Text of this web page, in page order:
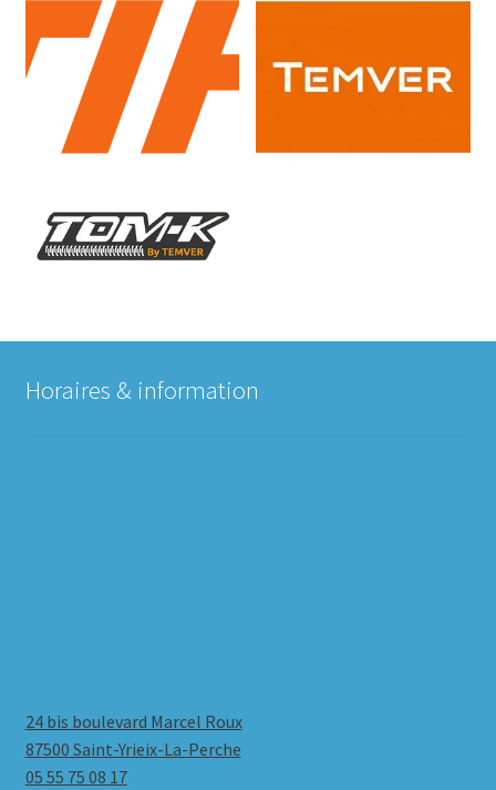
Horaires & information
24 bis boulevard Marcel Roux
87500 Saint-Yrieix-La-Perche
05 55 75 08 17